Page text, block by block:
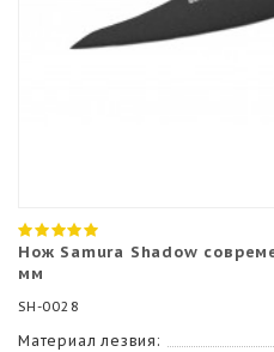
Нож Samura Shadow
мм
SH-0028
Материал лезвия: